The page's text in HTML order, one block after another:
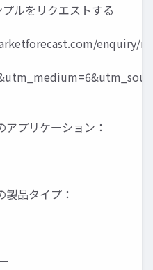
ルをリクエストする
enquiry/
プリケーション：
品タイプ：